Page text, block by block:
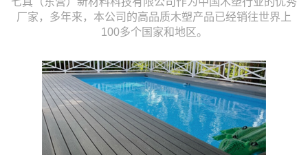
厂家，多年来，本公司的高品质木塑产品已经销往世界上
100多个国家和地区。